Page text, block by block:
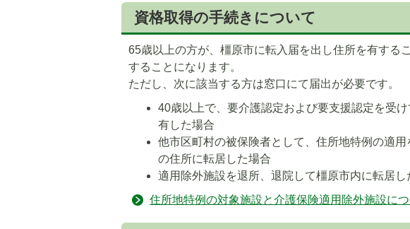
資格取得の手続きについて
65歳以上の方が、橿原市に転入届を出し住所を有する
することになります。
ただし、次に該当する方は窓口にて届出が必要です。
40歳以上で、要介護認定および要支援認定を受
有した場合
他市区町村の被保険者として、住所地特例の適
の住所に転居した場合
適用除外施設を退所、退院して橿原市内に転居し
住所地特例の対象施設と介護保険適用除外施設に
目
枚
目